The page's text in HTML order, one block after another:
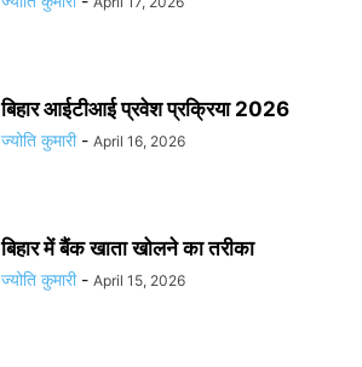
बिहार आईटीआई प्रवेश प्रक्रिया 2026
ज्योति कुमारी - April 16, 2026
बिहार में बैंक खाता खोलने का तरीका
ज्योति कुमारी - April 15, 2026